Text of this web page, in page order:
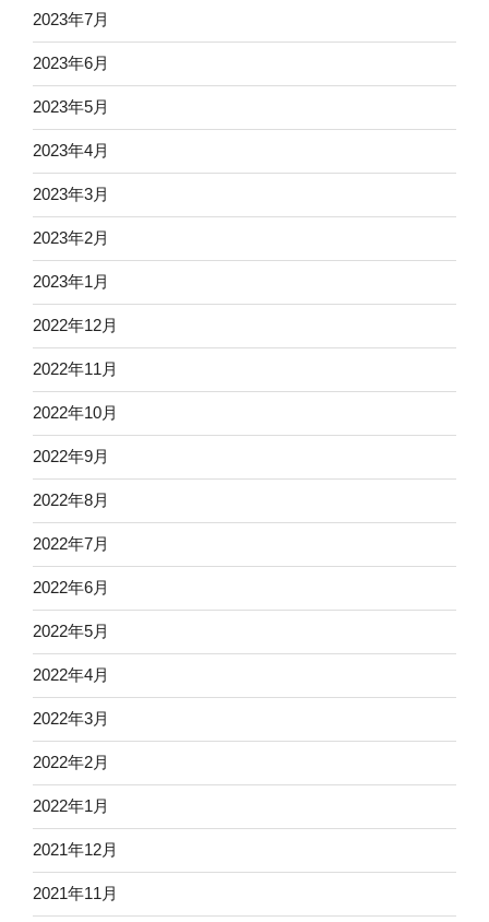
2023年7月
2023年6月
2023年5月
2023年4月
2023年3月
2023年2月
2023年1月
2022年12月
2022年11月
2022年10月
2022年9月
2022年8月
2022年7月
2022年6月
2022年5月
2022年4月
2022年3月
2022年2月
2022年1月
2021年12月
2021年11月